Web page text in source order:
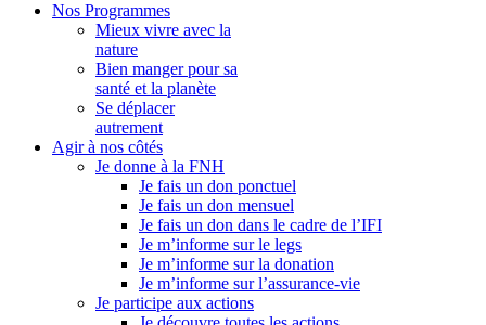
Nos Programmes
Mieux vivre avec la
nature
Bien manger pour sa
santé et la planète
Se déplacer
autrement
Agir à nos côtés
Je donne à la FNH
Je fais un don ponctuel
Je fais un don mensuel
Je fais un don dans le cadre de l’IFI
Je m’informe sur le legs
Je m’informe sur la donation
Je m’informe sur l’assurance-vie
Je participe aux actions